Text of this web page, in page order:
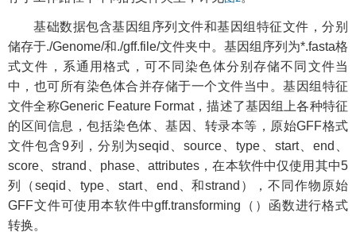
基础数据包含基因组序列文件和基因组特征文件，分别
储存于./Genome/和./gff.file/文件夹中。基因组序列为*.fasta格
式文件，系通用格式，可不同染色体分别存储不同文件当
中，也可所有染色体合并存储于一个文件当中。基因组特征
文件全称Generic Feature Format，描述了基因组上各种特征
的区间信息，包括染色体、基因、转录本等，原始GFF格式
文件包含9列，分别为seqid、source、type、start、end、
score、strand、phase、attributes，在本软件中仅使用其中5
列（seqid、type、start、end、和strand），不同作物原始
GFF文件可使用本软件中gff.transforming（）函数进行格式
转换。